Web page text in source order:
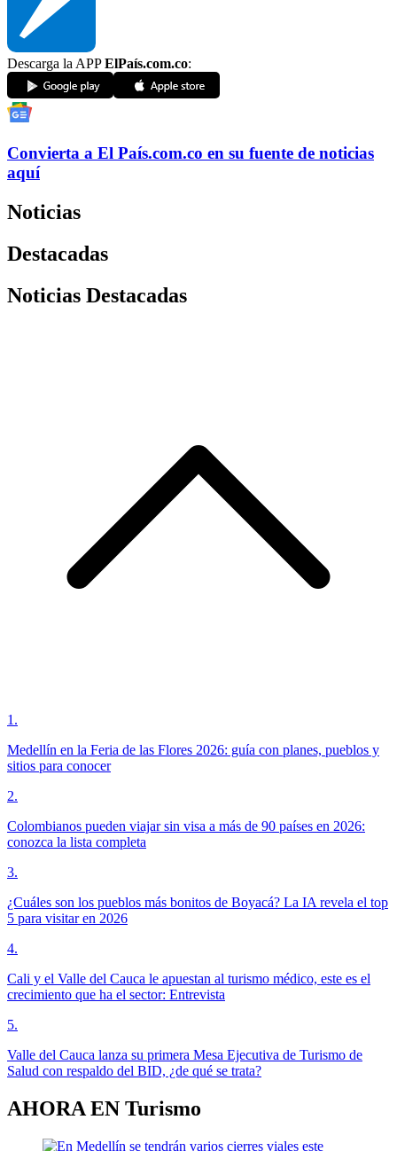
Descarga la APPElPaís.com.co:
Convierta a El País.com.co en su fuente de noticias
aquí
Noticias
Destacadas
Noticias Destacadas
1 .
Medellín en la Feria de las Flores 2026: guía con planes, pueblos y
sitios para conocer
2.
Colombianos pueden viajar sin visa a más de 90 países en 2026:
conozca la lista completa
3.
¿Cuáles son los pueblos más bonitos de Boyacá? La IA revela el top
5 para visitar en 2026
4.
Cali y el Valle del Cauca le apuestan al turismo médico, este es el
crecimiento que ha el sector: Entrevista
5.
Valle del Cauca lanza su primera Mesa Ejecutiva de Turismo de
Salud con respaldo del BID, ¿de qué se trata?
AHORA EN Turismo